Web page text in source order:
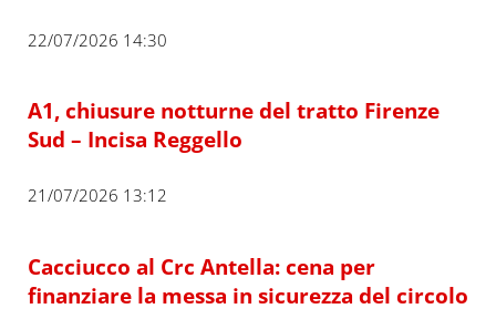
22/07/2026 14:30
A1, chiusure notturne del tratto Firenze
Sud – Incisa Reggello
21/07/2026 13:12
Cacciucco al Crc Antella: cena per
finanziare la messa in sicurezza del circolo